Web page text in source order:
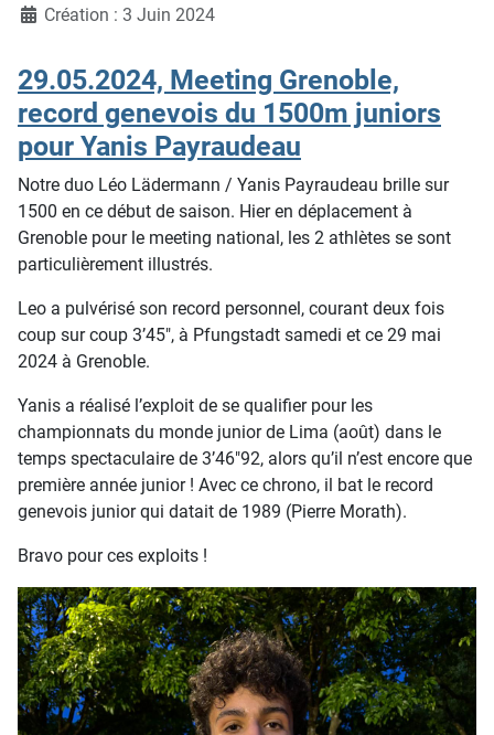
Création : 3 Juin 2024
29.05.2024, Meeting Grenoble,
record genevois du 1500m juniors
pour Yanis Payraudeau
Notre duo Léo Lädermann / Yanis Payraudeau brille sur
1500 en ce début de saison. Hier en déplacement à
Grenoble pour le meeting national, les 2 athlètes se sont
particulièrement illustrés.
Leo a pulvérisé son record personnel, courant deux fois
coup sur coup 3’45", à Pfungstadt samedi et ce 29 mai
2024 à Grenoble.
Yanis a réalisé l’exploit de se qualifier pour les
championnats du monde junior de Lima (août) dans le
temps spectaculaire de 3’46"92, alors qu’il n’est encore que
première année junior ! Avec ce chrono, il bat le record
genevois junior qui datait de 1989 (Pierre Morath).
Bravo pour ces exploits !